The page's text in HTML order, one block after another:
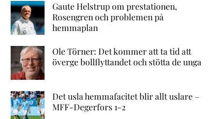
Gaute Helstrup om prestationen,
Rosengren och problemen på
hemmaplan
Ole Törner: Det kommer att ta tid att
överge bollflyttandet och stötta de unga
Det usla hemmafacitet blir allt uslare –
MFF-Degerfors 1-2